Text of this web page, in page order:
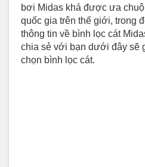
bơi Midas khá được ưa
quốc gia trên thế giới, trong
thông tin về bình lọc cát
chia sẻ với bạn dưới đây sẽ
chọn bình lọc cát.